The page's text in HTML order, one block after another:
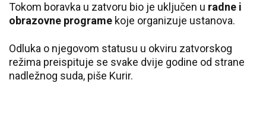
Tokom boravka u zatvoru bio je uključen u radne i
obrazovne programe koje organizuje ustanova.
Odluka o njegovom statusu u okviru zatvorskog
režima preispituje se svake dvije godine od strane
nadležnog suda, piše Kurir.